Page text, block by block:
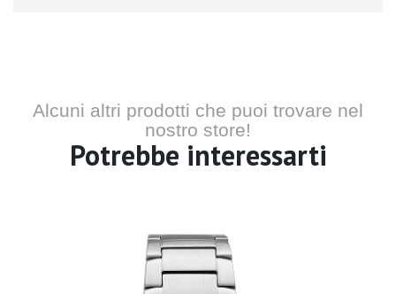
Alcuni altri prodotti che puoi trovare nel
nostro store!
Potrebbe interessarti